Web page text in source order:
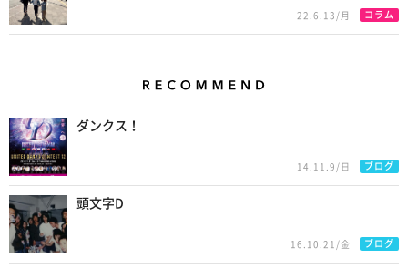
22.6.13/月 コラム
ダンクス！
14.11.9/日 ブログ
頭文字D
16.10.21/金 ブログ